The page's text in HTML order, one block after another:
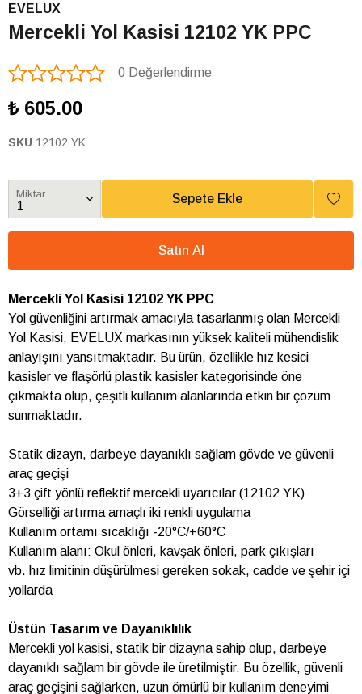
EVELUX
Mercekli Yol Kasisi 12102 YK PPC
0 Değerlendirme
₺ 605.00
SKU 12102 YK
Miktar Sepete Ekle
Satın Al
Mercekli Yol Kasisi 12102 YK PPC
Yol güvenliğini artırmak amacıyla tasarlanmış olan Mercekli
Yol Kasisi, EVELUX markasının yüksek kaliteli mühendislik
anlayışını yansıtmaktadır. Bu ürün, özellikle hız kesici
kasisler ve flaşörlü plastik kasisler kategorisinde öne
çıkmakta olup, çeşitli kullanım alanlarında etkin bir çözüm
sunmaktadır.
Statik dizayn, darbeye dayanıklı sağlam gövde ve güvenli
araç geçişi
3+3 çift yönlü reflektif mercekli uyarıcılar (12102 YK)
Görselliği artırma amaçlı iki renkli uygulama
Kullanım ortamı sıcaklığı -20°C/+60°C
Kullanım alanı: Okul önleri, kavşak önleri, park çıkışları
vb. hız limitinin düşürülmesi gereken sokak, cadde ve şehir içi
yollarda
Üstün Tasarım ve Dayanıklılık
Mercekli yol kasisi, statik bir dizayna sahip olup, darbeye
dayanıklı sağlam bir gövde ile üretilmiştir. Bu özellik, güvenli
araç geçişini sağlarken, uzun ömürlü bir kullanım deneyimi